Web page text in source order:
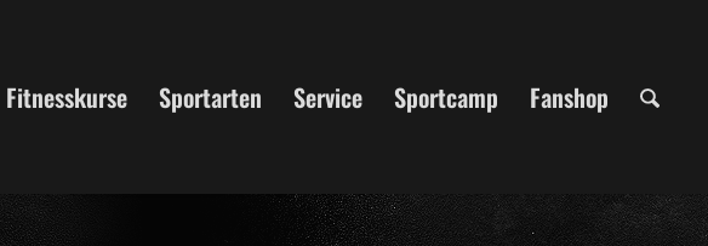
Fitnesskurse Sportarten Service Sportcamp Fanshop